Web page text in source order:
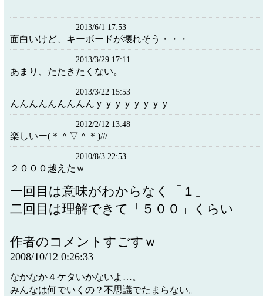
2013/6/1 17:53
面白いけど、キーボードが壊れそう・・・
2013/3/29 17:11
あまり、たたきたくない。
2013/3/22 15:53
んんんんんんんんんｙｙｙｙｙｙｙｙ
2012/2/12 13:48
楽しいー(＊＾▽＾＊)///
2010/8/3 22:53
２０００越えたｗ
一回目は意味がわからなく「１」
二回目は理解できて「５００」くらい
作者のコメントすごすｗ
2008/10/12 0:26:33
なかなか４ケタいかないよ…。
みんなは何でいくの？不思議でたまらない。